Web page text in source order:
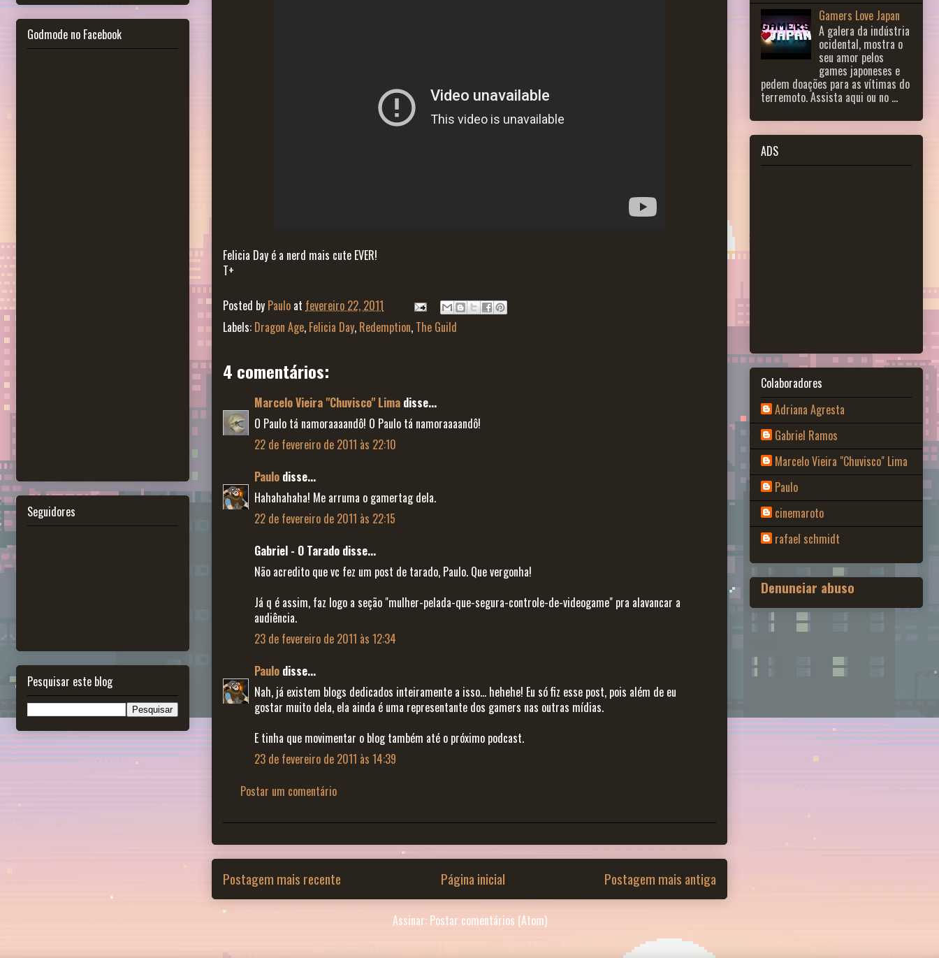
Felicia Day é a nerd mais cute EVER!
T+
Posted by Paulo at fevereiro 22, 2011
Labels: Dragon Age, Felicia Day, Redemption, The Guild
4 comentários:
Marcelo Vieira "Chuvisco" Lima disse...
O Paulo tá namoraaaandô! O Paulo tá namoraaaandô!
22 de fevereiro de 2011 às 22:10
Paulo disse...
Hahahahaha! Me arruma o gamertag dela.
22 de fevereiro de 2011 às 22:15
Gabriel - O Tarado disse...
Não acredito que vc fez um post de tarado, Paulo. Que vergonha!
Já q é assim, faz logo a seção "mulher-pelada-que-segura-controle-de-videogame" pra alavancar a
audiência.
23 de fevereiro de 2011 às 12:34
Paulo disse...
Nah, já existem blogs dedicados inteiramente a isso... hehehe! Eu só fiz esse post, pois além de eu
gostar muito dela, ela ainda é uma representante dos gamers nas outras mídias.
E tinha que movimentar o blog também até o próximo podcast.
23 de fevereiro de 2011 às 14:39
Postar um comentário
Postagem mais recente Postagem mais antiga
Página inicial
Assinar: Postar comentários (Atom)
Godmode no Facebook
Seguidores
Pesquisar este blog
Gamers Love Japan
A galera da indústria
ocidental, mostra o
seu amor pelos
games japoneses e
pedem doações para as vítimas do
terremoto. Assista aqui ou no ...
ADS
Colaboradores
Adriana Agresta
Gabriel Ramos
Marcelo Vieira "Chuvisco" Lima
Paulo
cinemaroto
rafael schmidt
Denunciar abuso